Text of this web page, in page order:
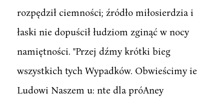
rozpędził ciemności; źródło miłosierdzia i
łaski nie dopuścił łudziom zginąć w nocy
namiętności. "Przej dźmy krótki bieg
wszystkich tych Wypadków. Obwieścimy ie
Ludowi Naszem u: nte dla próAney